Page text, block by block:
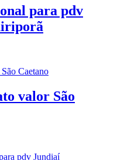
para pdv
valor São